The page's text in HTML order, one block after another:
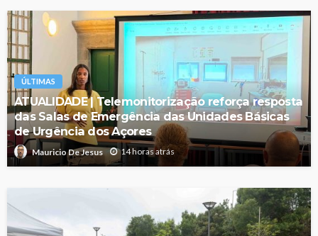
ÚLTIMAS
ATUALIDADE | Telemonitorização reforça resposta
das Salas de Emergência das Unidades Básicas
de Urgência dos Açores
Mauricio De Jesus 14 horas atrás